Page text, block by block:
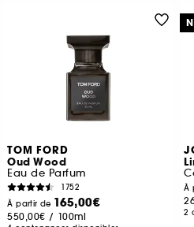
TOM FORD
Oud Wood
Eau de Parfum
1752
À partir de 165,00€
550,00€ / 100ml
À
2